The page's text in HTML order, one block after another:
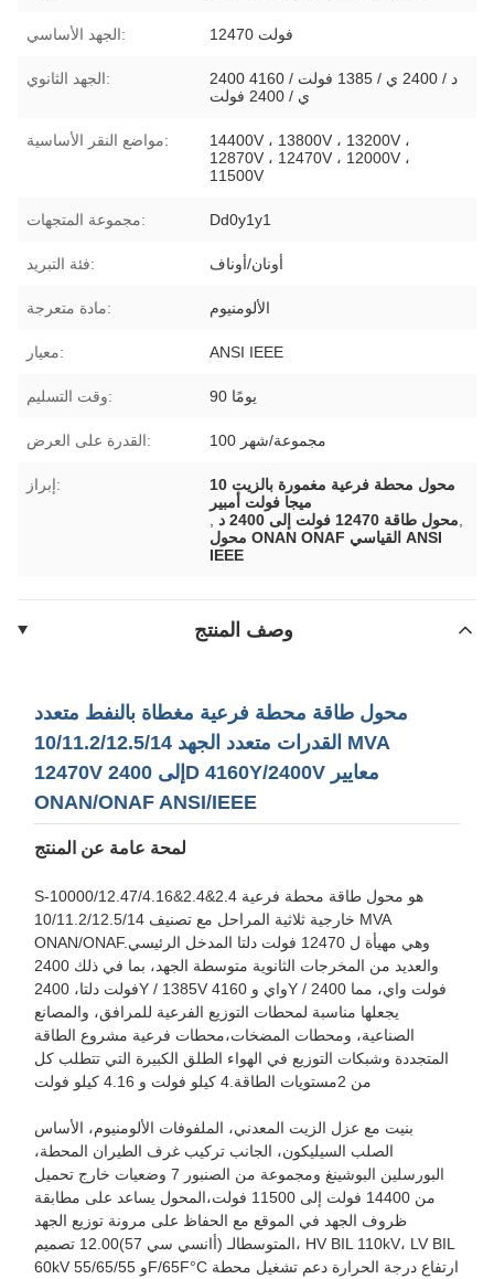
الجهد الأساسي: 12470 فولت
الجهد الثانوي:
2400 د / 2400 ي / 1385 فولت / 4160
ي / 2400 فولت
مواضع النقر الأساسية:
14400V ، 13800V ، 13200V ،
12870V ، 12470V ، 12000V ،
11500V
مجموعة المتجهات: Dd0y1y1
فئة التبريد: أونان/أوناف
مادة متعرجة: الألومنيوم
معيار: ANSI IEEE
وقت التسليم: 90 يومًا
القدرة على العرض: 100 مجموعة/شهر
إبراز:
محول محطة فرعية مغمورة بالزيت 10
ميجا فولت أمبير
,
محول طاقة 12470 فولت إلى 2400 د
محول ONAN ONAF القياسي ANSI
IEEE
وصف المنتج
محول طاقة محطة فرعية مغطاة بالنفط متعدد
القدرات متعدد الجهد 10/11.2/12.5/14 MVA
12470V إلى 2400D 4160Y/2400V معايير
ONAN/ONAF ANSI/IEEE
لمحة عامة عن المنتج
S-10000/12.47/4.16&2.4&2.4 هو محول طاقة محطة فرعية
خارجية ثلاثية المراحل مع تصنيف 10/11.2/12.5/14 MVA
ONAN/ONAF.وهي مهيأة ل 12470 فولت دلتا المدخل الرئيسي
والعديد من المخرجات الثانوية متوسطة الجهد، بما في ذلك 2400
فولت دلتا، 2400Y / 1385V واي و 4160Y / 2400 فولت واي، مما
يجعلها مناسبة لمحطات التوزيع الفرعية للمرافق، والمصانع
الصناعية، ومحطات المضخات،محطات فرعية مشروع الطاقة
المتجددة وشبكات التوزيع في الهواء الطلق الكبيرة التي تتطلب كل
من 2مستويات الطاقة.4 كيلو فولت و 4.16 كيلو فولت
بنيت مع عزل الزيت المعدني، الملفوفات الألومنيوم، الأساس
الصلب السيليكون، الجانب تركيب غرف الطيران المحطة،
البورسلين البوشينغ ومجموعة من الصنبور 7 وضعيات خارج تحميل
من 14400 فولت إلى 11500 فولت،المحول يساعد على مطابقة
ظروف الجهد في الموقع مع الحفاظ على مرونة توزيع الجهد
المتوسطالـ (أانسي سي 57)12.00 تصميم، HV BIL 110kV، LV BIL
60kV و 55/65/55F/65F°C ارتفاع درجة الحرارة دعم تشغيل محطة